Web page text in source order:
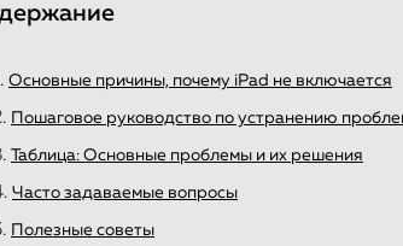
Основные причины, почему iPad не включается
Пошаговое руководство по устранению
Таблица: Основные проблемы и их решения
Часто задаваемые вопросы
Полезные советы